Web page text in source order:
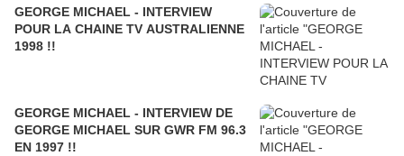
GEORGE MICHAEL - INTERVIEW
POUR LA CHAINE TV AUSTRALIENNE
1998 !!
GEORGE MICHAEL - INTERVIEW DE
GEORGE MICHAEL SUR GWR FM 96.3
EN 1997 !!